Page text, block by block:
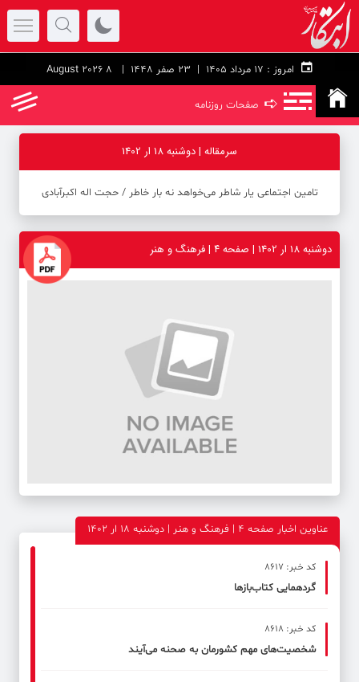
امروز : 23 صفر 1448 | 8 August 2026
➪ صفحات روزنامه
سرمقاله | دوشنبه 18 ار 1402
تامین اجتماعی یار شاطر می‌خواهد نه بار خاطر ‪/‬ حجت اله اکبرآبادی
دوشنبه 18 ار 1402 | صفحه ۴ | فرهنگ و هنر
عناوین اخبار صفحه ۴ | فرهنگ و هنر | دوشنبه 18 ار 1402
کد خبر: 8617
گردهمایی کتاب‌بازها
کد خبر: 8618
شخصیت‌های مهم کشورمان به صحنه می‌آیند